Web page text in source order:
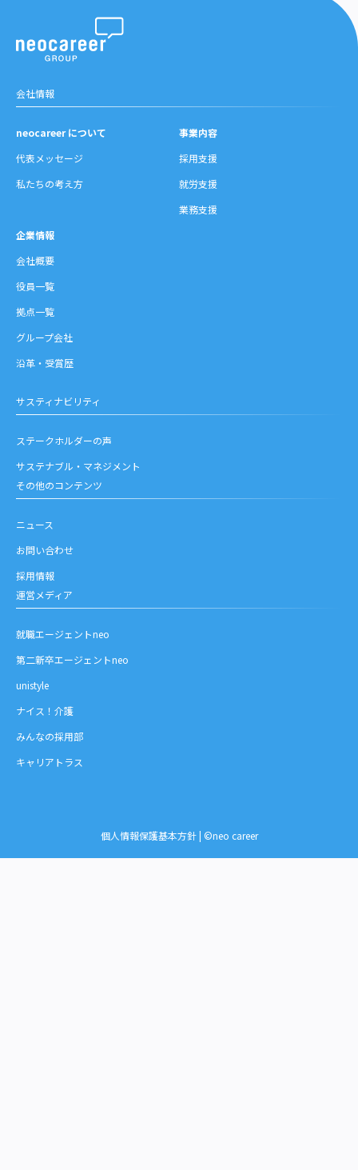
会社情報
neocareer について
代表メッセージ
私たちの考え方
事業内容
採用支援
就労支援
業務支援
企業情報
会社概要
役員一覧
拠点一覧
グループ会社
沿革・受賞歴
サスティナビリティ
ステークホルダーの声
サステナブル・マネジメント
その他のコンテンツ
ニュース
お問い合わせ
採用情報
運営メディア
就職エージェントneo
第二新卒エージェントneo
unistyle
ナイス！介護
みんなの採用部
キャリアトラス
個人情報保護基本方針| ©neo career